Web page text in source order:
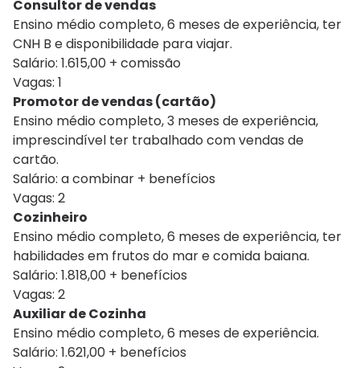
Consultor de vendas
Ensino médio completo, 6 meses de experiência, ter
CNH B e disponibilidade para viajar.
Salário: 1.615,00 + comissão
Vagas: 1
Promotor de vendas (cartão)
Ensino médio completo, 3 meses de experiência,
imprescindível ter trabalhado com vendas de
cartão.
Salário: a combinar + benefícios
Vagas: 2
Cozinheiro
Ensino médio completo, 6 meses de experiência, ter
habilidades em frutos do mar e comida baiana.
Salário: 1.818,00 + benefícios
Vagas: 2
Auxiliar de Cozinha
Ensino médio completo, 6 meses de experiência.
Salário: 1.621,00 + benefícios